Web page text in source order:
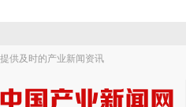
提供及时的产业新闻资讯